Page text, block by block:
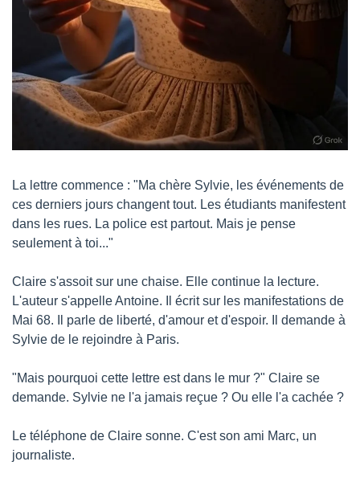
La lettre commence : "Ma chère Sylvie, les événements de
ces derniers jours changent tout. Les étudiants manifestent
dans les rues. La police est partout. Mais je pense
seulement à toi..."
Claire s'assoit sur une chaise. Elle continue la lecture.
L'auteur s'appelle Antoine. Il écrit sur les manifestations de
Mai 68. Il parle de liberté, d'amour et d'espoir. Il demande à
Sylvie de le rejoindre à Paris.
"Mais pourquoi cette lettre est dans le mur ?" Claire se
demande. Sylvie ne l'a jamais reçue ? Ou elle l'a cachée ?
Le téléphone de Claire sonne. C'est son ami Marc, un
journaliste.